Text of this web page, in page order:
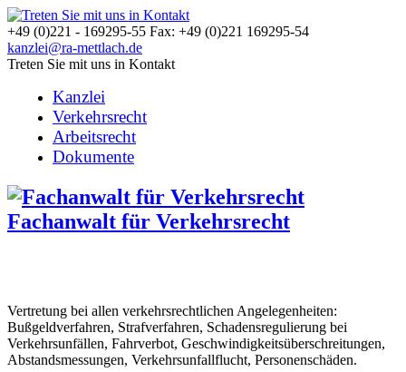
+49 (0)221 - 169295-55 Fax: +49 (0)221 169295-54
kanzlei@ra-mettlach.de
Treten Sie mit uns in Kontakt
Kanzlei
Verkehrsrecht
Arbeitsrecht
Dokumente
Fachanwalt für Verkehrsrecht
Vertretung bei allen verkehrsrechtlichen Angelegenheiten:
Bußgeldverfahren, Strafverfahren, Schadensregulierung bei
Verkehrsunfällen, Fahrverbot, Geschwindigkeitsüberschreitungen,
Abstandsmessungen, Verkehrsunfallflucht, Personenschäden.